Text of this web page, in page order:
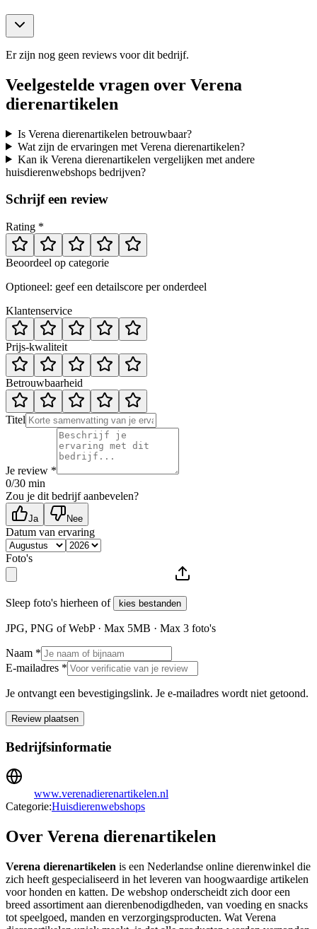
Er zijn nog geen reviews voor dit bedrijf.
Veelgestelde vragen over Verena
dierenartikelen
Is Verena dierenartikelen betrouwbaar?
Wat zijn de ervaringen met Verena dierenartikelen?
Kan ik Verena dierenartikelen vergelijken met andere
huisdierenwebshops bedrijven?
Schrijf een review
Rating *
Beoordeel op categorie
Optioneel: geef een detailscore per onderdeel
Klantenservice
Prijs-kwaliteit
Betrouwbaarheid
Titel
Je review *
0/30 min
Zou je dit bedrijf aanbevelen?
Ja Nee
Datum van ervaring
Foto's
Sleep foto's hierheen of kies bestanden
JPG, PNG of WebP · Max 5MB · Max 3 foto's
Naam *
E-mailadres *
Je ontvangt een bevestigingslink. Je e-mailadres wordt niet getoond.
Review plaatsen
Bedrijfsinformatie
www.verenadierenartikelen.nl
Categorie:Huisdierenwebshops
Over Verena dierenartikelen
Verena dierenartikelen is een Nederlandse online dierenwinkel die
zich heeft gespecialiseerd in het leveren van hoogwaardige artikelen
voor honden en katten. De webshop onderscheidt zich door een
breed assortiment aan dierenbenodigdheden, van voeding en snacks
tot speelgoed, manden en verzorgingsproducten. Wat Verena